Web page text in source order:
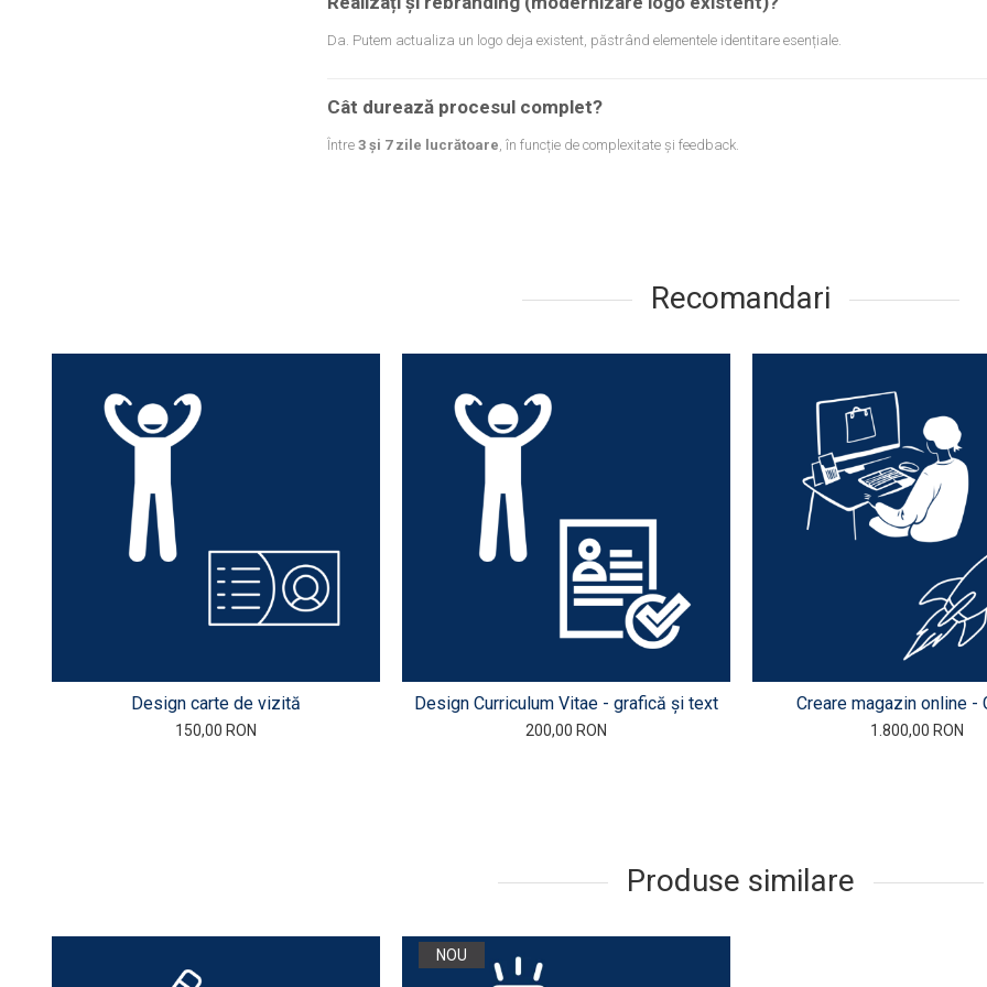
Da. Putem actualiza un logo deja existent, păstrând elementele identitare esențiale.
Cât durează procesul complet?
Între 3 și 7 zile lucrătoare, în funcție de complexitate și feedback.
Recomandari
Design carte de vizită
150,00 RON
Design Curriculum Vitae - grafică și text
200,00 RON
Creare magazin online -
1.800,00 RON
Produse similare
NOU